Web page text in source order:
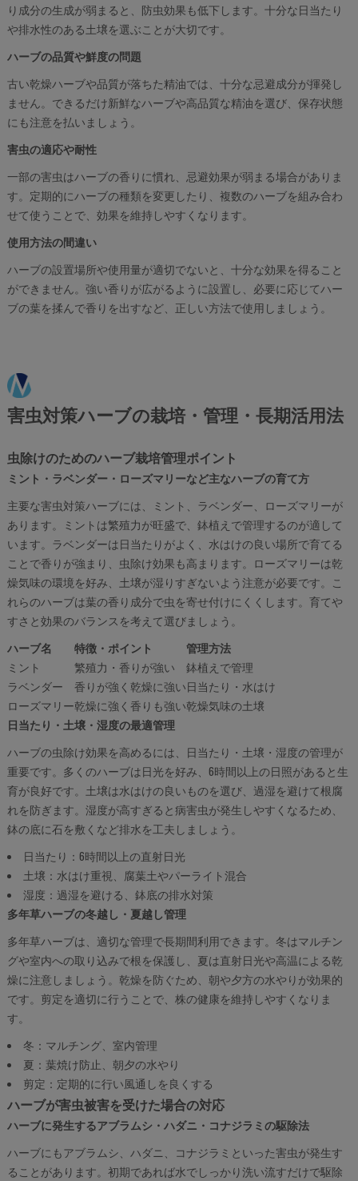
り成分の生成が弱まると、防虫効果も低下します。十分な日当たり
や排水性のある土壌を選ぶことが大切です。
ハーブの品質や鮮度の問題
古い乾燥ハーブや品質が落ちた精油では、十分な忌避成分が揮発し
ません。できるだけ新鮮なハーブや高品質な精油を選び、保存状態
にも注意を払いましょう。
害虫の適応や耐性
一部の害虫はハーブの香りに慣れ、忌避効果が弱まる場合がありま
す。定期的にハーブの種類を変更したり、複数のハーブを組み合わ
せて使うことで、効果を維持しやすくなります。
使用方法の間違い
ハーブの設置場所や使用量が適切でないと、十分な効果を得ること
ができません。強い香りが広がるように設置し、必要に応じてハー
ブの葉を揉んで香りを出すなど、正しい方法で使用しましょう。
害虫対策ハーブの栽培・管理・長期活用法
虫除けのためのハーブ栽培管理ポイント
ミント・ラベンダー・ローズマリーなど主なハーブの育て方
主要な害虫対策ハーブには、ミント、ラベンダー、ローズマリーが
あります。ミントは繁殖力が旺盛で、鉢植えで管理するのが適して
います。ラベンダーは日当たりがよく、水はけの良い場所で育てる
ことで香りが強まり、虫除け効果も高まります。ローズマリーは乾
燥気味の環境を好み、土壌が湿りすぎないよう注意が必要です。こ
れらのハーブは葉の香り成分で虫を寄せ付けにくくします。育てや
すさと効果のバランスを考えて選びましょう。
ハーブ名
特徴・ポイント
管理方法
ミント
繁殖力・香りが強い
鉢植えで管理
ラベンダー
香りが強く乾燥に強い日当たり・水はけ
ローズマリー乾燥に強く香りも強い乾燥気味の土壌
日当たり・土壌・湿度の最適管理
ハーブの虫除け効果を高めるには、日当たり・土壌・湿度の管理が
重要です。多くのハーブは日光を好み、6時間以上の日照があると生
育が良好です。土壌は水はけの良いものを選び、過湿を避けて根腐
れを防ぎます。湿度が高すぎると病害虫が発生しやすくなるため、
鉢の底に石を敷くなど排水を工夫しましょう。
日当たり：6時間以上の直射日光
土壌：水はけ重視、腐葉土やパーライト混合
湿度：過湿を避ける、鉢底の排水対策
多年草ハーブの冬越し・夏越し管理
多年草ハーブは、適切な管理で長期間利用できます。冬はマルチン
グや室内への取り込みで根を保護し、夏は直射日光や高温による乾
燥に注意しましょう。乾燥を防ぐため、朝や夕方の水やりが効果的
です。剪定を適切に行うことで、株の健康を維持しやすくなりま
す。
冬：マルチング、室内管理
夏：葉焼け防止、朝夕の水やり
剪定：定期的に行い風通しを良くする
ハーブが害虫被害を受けた場合の対応
ハーブに発生するアブラムシ・ハダニ・コナジラミの駆除法
ハーブにもアブラムシ、ハダニ、コナジラミといった害虫が発生す
ることがあります。初期であれば水でしっかり洗い流すだけで駆除